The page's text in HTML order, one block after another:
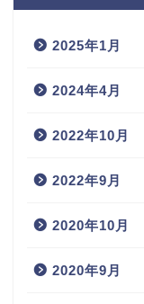
2025年1月
2024年4月
2022年10月
2022年9月
2020年10月
2020年9月